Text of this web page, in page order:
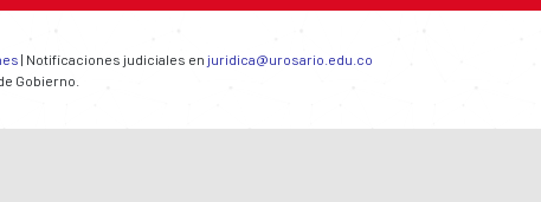
| Notificaciones judiciales en juridica@urosario.edu.co
Gobierno.